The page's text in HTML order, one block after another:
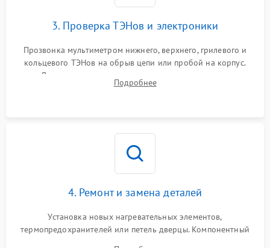
3. Проверка ТЭНов и электроники
Прозвонка мультиметром нижнего, верхнего, грилевого и
кольцевого ТЭНов на обрыв цепи или пробой на корпус.
Диагностика термостата, датчиков температуры,
переключателя режимов и мотора конвекции.
Подробнее
4. Ремонт и замена деталей
Установка новых нагревательных элементов,
термопредохранителей или петель дверцы. Компонентный